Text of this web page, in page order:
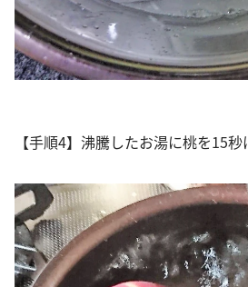
【手順4】沸騰したお湯に桃を15